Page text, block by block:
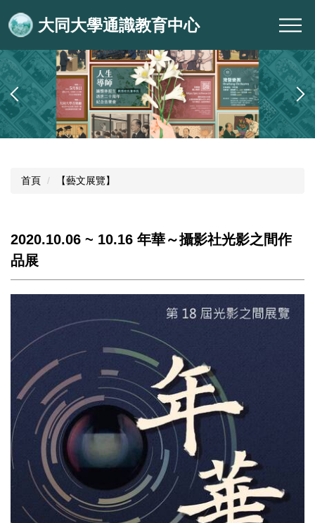
到
主
要
內
容
區
大同大學通識教育中心
首頁 【藝文展覽】
2020.10.06 ~ 10.16 年華～攝影社光影之間作
品展